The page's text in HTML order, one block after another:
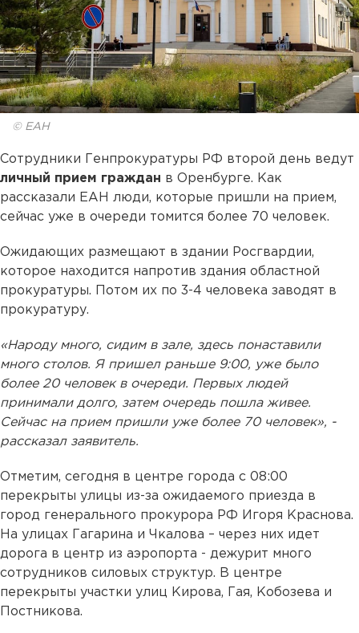
© ЕАН
Сотрудники Генпрокуратуры РФ второй день ведут
личный прием граждан в Оренбурге. Как
рассказали ЕАН люди, которые пришли на прием,
сейчас уже в очереди томится более 70 человек.
Ожидающих размещают в здании Росгвардии,
которое находится напротив здания областной
прокуратуры. Потом их по 3-4 человека заводят в
прокуратуру.
«Народу много, сидим в зале, здесь понаставили
много столов. Я пришел раньше 9:00, уже было
более 20 человек в очереди. Первых людей
принимали долго, затем очередь пошла живее.
Сейчас на прием пришли уже более 70 человек», -
рассказал заявитель.
Отметим, сегодня в центре города с 08:00
перекрыты улицы из-за ожидаемого приезда в
город генерального прокурора РФ Игоря Краснова.
На улицах Гагарина и Чкалова – через них идет
дорога в центр из аэропорта - дежурит много
сотрудников силовых структур. В центре
перекрыты участки улиц Кирова, Гая, Кобозева и
Постникова.